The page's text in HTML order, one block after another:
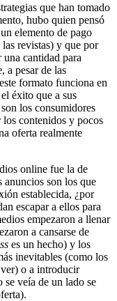
que han tomado
hubo quien pensó
elemento de pago
revistas) y que por
cantidad para
a pesar de las
formato funciona en
éxito que a sus
los consumidores
los contenidos y pocos
oferta realmente
online fue la de
son los que
establecida, ¿por
escapar a ellos para
empezaron a llenar
a cansarse de
es un hecho) y los
inevitables (como los
o a introducir
se veía de un lado se